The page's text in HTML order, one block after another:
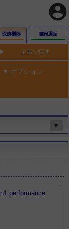
account_circle
医療機器 書籍通販
企業で探す
オプション
▼
performance